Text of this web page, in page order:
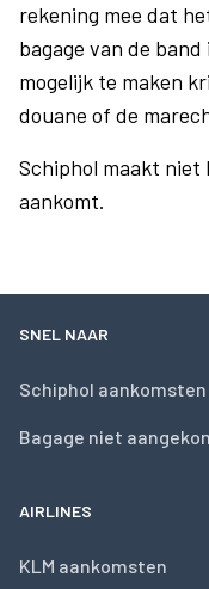
rekening mee dat
bagage van de
mogelijk te maken
douane of de
Schiphol maakt niet
aankomt.
SNEL NAAR
Schiphol aankomsten
Bagage niet
AIRLINES
KLM aankomsten